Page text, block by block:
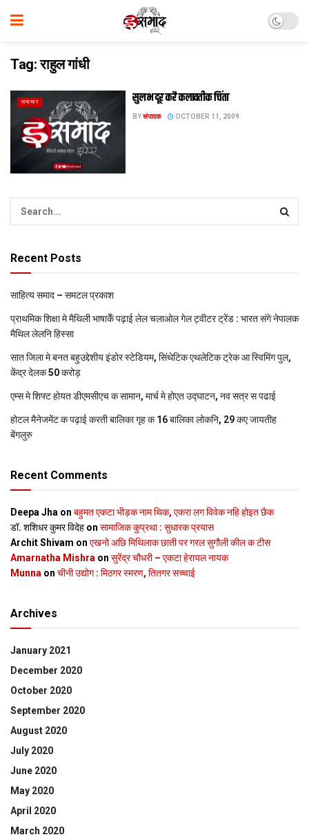
Tag:राहुल गांधी
समाचार सुलभ दूर करै कलावतीक चिंता
BYसंपादक OCTOBER 11, 2009
Recent Posts
साहित्य समाद – समटल प्रकाश
प्राथमिक शि‍क्षा मे मैथि‍ली भाषाकेँ पढ़ाई लेल चलाओल गेल ट्वीटर ट्रेंड : भारत संगे नेपालक
मैथिल लेलनि हिस्सा
सात जिला मे बनत बहुउद्देशीय इंडोर स्‍टेडि‍यम, सिंथेटिक एथलेटिक ट्रेक आ स्विमिंग पुल,
केंद्र देलक 50 करोड़
एम्स मे शिफ्ट होयत डीएमसीएच क सामान, मार्च मे होएत उद्घाटन, नव सत्र स पढाई
होटल मैनेजमेंट क पढ़ाई करती बालिका गृह क 16 बालिका लोकनि, 29 कए जायतीह
बेंगलुरु
Recent Comments
Deepa Jha on बहुमत एकटा भीड़क नाम थिक, एकरा लग विवेक नहि होइत छैक
डॉ. शशिधर कुमर विदेह on सामाजिक कुप्रथा : सुधारक प्रयास
Archit Shivam on एखनो अछि मिथिलाक छाती पर गरल सुगौली कील क टीस
Amarnatha Mishra on सुरेंद्र चौधरी – एकटा हेरायल नायक
Munna on चीनी उद्योग : मिठगर स्‍मरण, तितगर सच्‍चाई
Archives
January 2021
December 2020
October 2020
September 2020
August 2020
July 2020
June 2020
May 2020
April 2020
March 2020